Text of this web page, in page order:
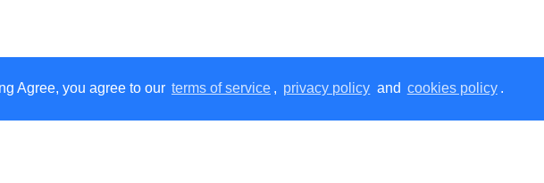
Agree, you agree to our terms of service , privacy policy and cookies policy .
-5% гарантована знижка для зареєстрованих користувачів.